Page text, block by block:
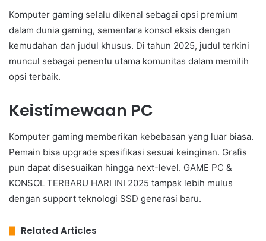
Komputer gaming selalu dikenal sebagai opsi premium
dalam dunia gaming, sementara konsol eksis dengan
kemudahan dan judul khusus. Di tahun 2025, judul terkini
muncul sebagai penentu utama komunitas dalam memilih
opsi terbaik.
Keistimewaan PC
Komputer gaming memberikan kebebasan yang luar biasa.
Pemain bisa upgrade spesifikasi sesuai keinginan. Grafis
pun dapat disesuaikan hingga next-level. GAME PC &
KONSOL TERBARU HARI INI 2025 tampak lebih mulus
dengan support teknologi SSD generasi baru.
Related Articles